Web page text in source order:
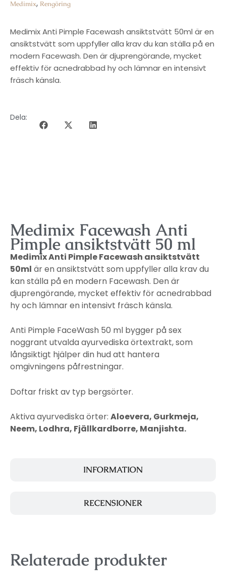
Medimix, Rengöring
Medimix Anti Pimple Facewash ansiktstvätt 50ml är en
ansiktstvätt som uppfyller alla krav du kan ställa på en
modern Facewash. Den är djuprengörande, mycket
effektiv för acnedrabbad hy och lämnar en intensivt
fräsch känsla.
Dela:
INFORMATION
RECENSIONER
Medimix Facewash Anti
Pimple ansiktstvätt 50 ml
Medimix Anti Pimple Facewash ansiktstvätt
50ml är en ansiktstvätt som uppfyller alla krav du
kan ställa på en modern Facewash. Den är
djuprengörande, mycket effektiv för acnedrabbad
hy och lämnar en intensivt fräsch känsla.
Anti Pimple FaceWash 50 ml bygger på sex
noggrant utvalda ayurvediska örtextrakt, som
långsiktigt hjälper din hud att hantera
omgivningens påfrestningar.
Doftar friskt av typ bergsörter.
Aktiva ayurvediska örter: Aloevera, Gurkmeja,
Neem, Lodhra, Fjällkardborre, Manjishta.
Relaterade produkter